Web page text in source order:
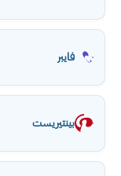
فايبر
بينتيريست